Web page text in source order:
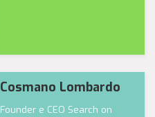
Cosmano Lombardo
Founder e CEO Search on